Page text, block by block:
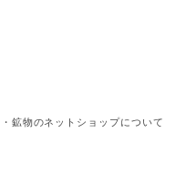
鉱物のネットショップについて